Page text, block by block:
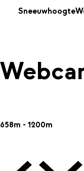
Sneeuwhoogte
658m - 1200m
Vorige Webcam
Volgende